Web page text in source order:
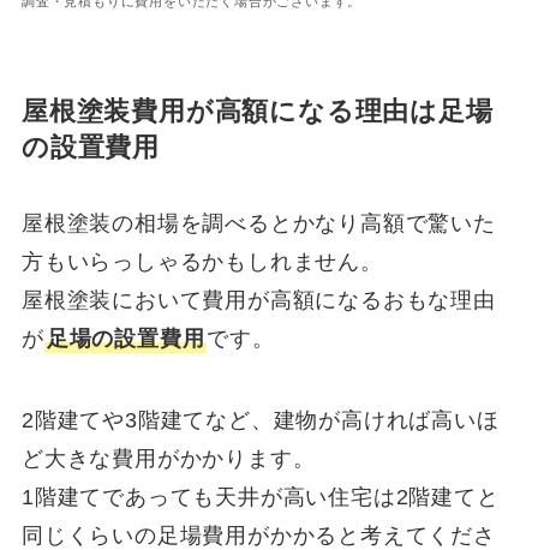
屋根塗装費用が高額になる理由は足場
の設置費用
屋根塗装の相場を調べるとかなり高額で驚いた
方もいらっしゃるかもしれません。
屋根塗装において費用が高額になるおもな理由
が足場の設置費用です。
2階建てや3階建てなど、建物が高ければ高いほ
ど大きな費用がかかります。
1階建てであっても天井が高い住宅は2階建てと
同じくらいの足場費用がかかると考えてくださ